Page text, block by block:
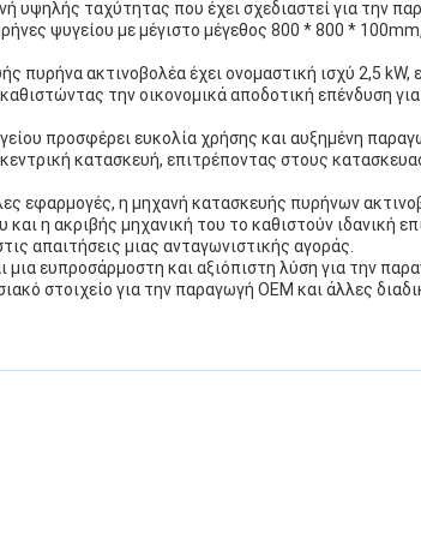
υψηλής ταχύτητας που έχει σχεδιαστεί για την
ψυγείου με μέγιστο μέγεθος 800 * 800 *
ακτινοβολέα έχει ονομαστική ισχύ 2,5
την οικονομικά αποδοτική επένδυση
προσφέρει ευκολία χρήσης και αυξημένη
κατασκευή, επιτρέποντας στους
εφαρμογές, η μηχανή κατασκευής πυρήνων
η ακριβής μηχανική του το καθιστούν ιδανική
απαιτήσεις μιας ανταγωνιστικής αγοράς.
ευπροσάρμοστη και αξιόπιστη λύση για την
στοιχείο για την παραγωγή OEM και άλλες